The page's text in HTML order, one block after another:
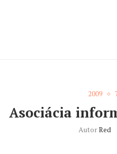
2009
Asociácia
AutorRed